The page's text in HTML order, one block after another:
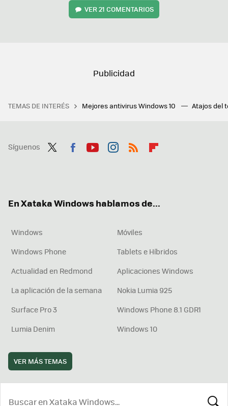
VER21 COMENTARIOS
TEMAS DE INTERÉS Mejores antivirus Windows 10 Atajos del
Síguenos
En Xataka Windows hablamos de...
Windows
Móviles
Windows Phone
Tablets e Híbridos
Actualidad en Redmond
Aplicaciones Windows
La aplicación de la semana
Nokia Lumia 925
Surface Pro 3
Windows Phone 8.1 GDR1
Lumia Denim
Windows 10
VER MÁS TEMAS